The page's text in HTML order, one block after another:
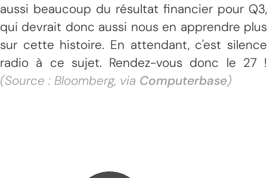
aussi beaucoup du résultat financier pour Q3,
qui devrait donc aussi nous en apprendre plus
sur cette histoire. En attendant, c'est silence
radio à ce sujet. Rendez-vous donc le 27 !
(Source : Bloomberg, via Computerbase)